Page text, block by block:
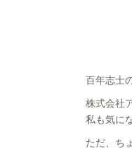
百年志士
株式会社
私も気に
ただ、ち